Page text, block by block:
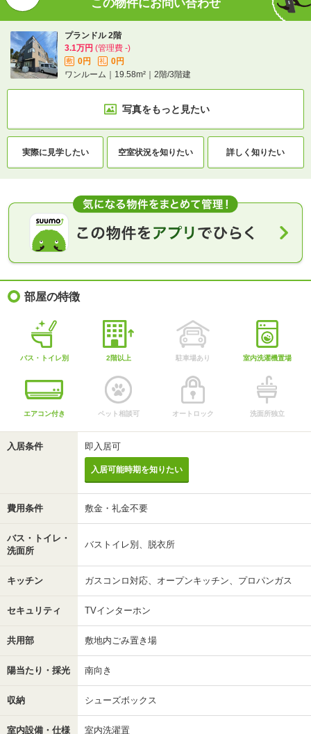
この物件にお問い合わせ
プランドル 2階
3.1万円 (管理費 -)
敷 0円 礼
0円
ワンルーム｜19.58m²｜2階/3階建
写真をもっと見たい
実際に見学したい 空室状況を知りたい 詳しく知りたい
部屋の特徴
バス・トイレ別 2階以上 駐車場あり 室内洗濯機置場
エアコン付き ペット相談可 オートロック 洗面所独立
入居条件 即入居可
入居可能時期を知りたい
費用条件 敷金・礼金不要
バス・トイレ・
洗面所
バストイレ別、脱衣所
キッチン ガスコンロ対応、オープンキッチン、プロパンガス
セキュリティ TVインターホン
共用部 敷地内ごみ置き場
陽当たり・採光 南向き
収納 シューズボックス
室内設備・仕様 室内洗濯置